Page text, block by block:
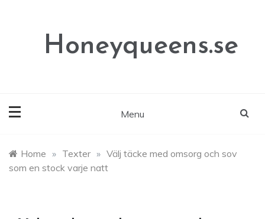
Honeyqueens.se
Menu
Home » Texter » Välj täcke med omsorg och sov
som en stock varje natt